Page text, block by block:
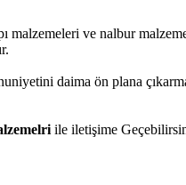
malzemeleri ve nalbur
daima ön plana
ile iletişime